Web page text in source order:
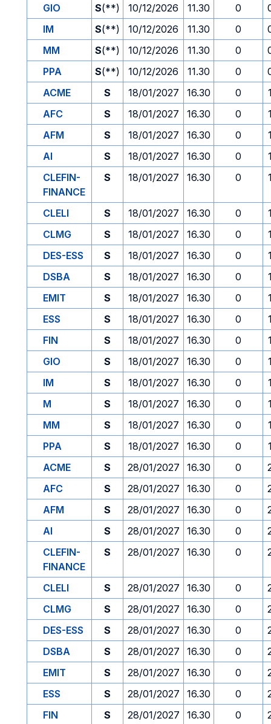
GIO
S(**) 10/12/2026 11.30 0
IM
S(**) 10/12/2026 11.30 0
MM
S(**) 10/12/2026 11.30 0
PPA
S(**) 10/12/2026 11.30 0
ACME
S 18/01/2027 16.30 0
AFC
S 18/01/2027 16.30 0
AFM
S 18/01/2027 16.30 0
AI
S 18/01/2027 16.30 0
CLEFIN-
FINANCE
S 18/01/2027 16.30 0
CLELI S 18/01/2027 16.30 0
CLMG
S 18/01/2027 16.30 0
DES-ESS
S 18/01/2027 16.30 0
DSBA
S 18/01/2027 16.30 0
EMIT
S 18/01/2027 16.30 0
ESS
S 18/01/2027 16.30 0
FIN
S 18/01/2027 16.30 0
GIO
S 18/01/2027 16.30 0
IM
S 18/01/2027 16.30 0
M
S 18/01/2027 16.30 0
MM
S 18/01/2027 16.30 0
PPA
S 18/01/2027 16.30 0
ACME
S 28/01/2027 16.30 0
AFC
S 28/01/2027 16.30 0
AFM
S 28/01/2027 16.30 0
AI
S 28/01/2027 16.30 0
CLEFIN-
FINANCE
S 28/01/2027 16.30 0
CLELI S 28/01/2027 16.30 0
CLMG
S 28/01/2027 16.30 0
DES-ESS
S 28/01/2027 16.30 0
DSBA
S 28/01/2027 16.30 0
EMIT
S 28/01/2027 16.30 0
ESS
S 28/01/2027 16.30 0
FIN
S 28/01/2027 16.30 0